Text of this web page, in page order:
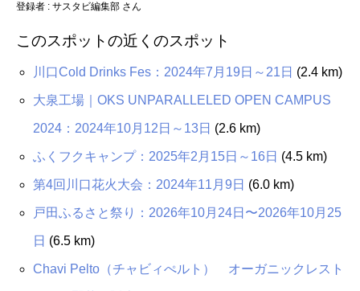
登録者 : サスタビ編集部 さん
このスポットの近くのスポット
川口Cold Drinks Fes：2024年7月19日～21日 (2.4 km)
大泉工場｜OKS UNPARALLELED OPEN CAMPUS
2024：2024年10月12日～13日 (2.6 km)
ふくフクキャンプ：2025年2月15日～16日 (4.5 km)
第4回川口花火大会：2024年11月9日 (6.0 km)
戸田ふるさと祭り：2026年10月24日〜2026年10月25
日 (6.5 km)
Chavi Pelto（チャビィぺルト） オーガニックレスト